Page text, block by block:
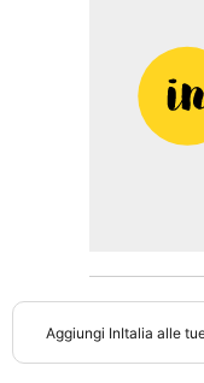
Aggiungi InItalia alle